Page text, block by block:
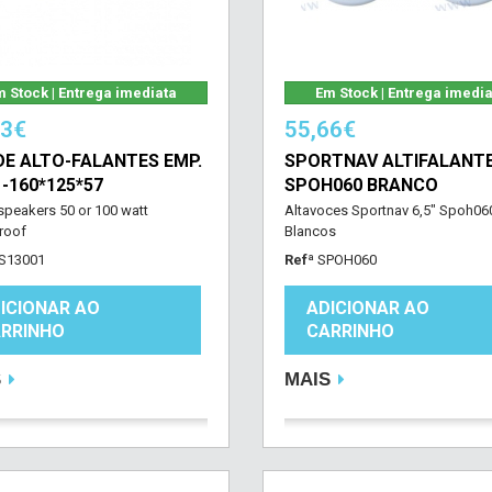
Stock | Entrega imediata
ALTO-FALANTES EMP.
-160*125*57
50 or 100 watt
AO
Em Stock | Entrega
55,66€
SPORTNAV
SPOH060 BRANCO
Altavoces Sportnav 6,5"
Blancos
Refª SPOH060
ADICIONAR AO
CARRINHO
MAIS